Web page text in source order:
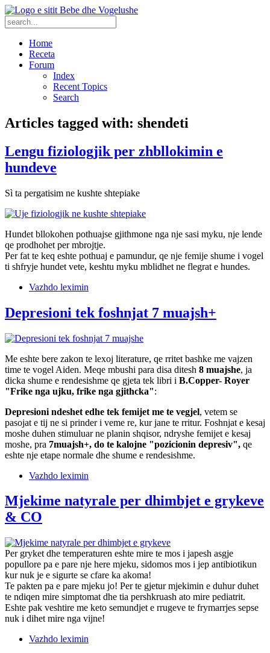
Home
Receta
Forum
Index
Recent Topics
Search
Articles tagged with: shendeti
Lengu fiziologjik per zhbllokimin e
hundeve
Sì ta pergatisim ne kushte shtepiake
Hundet bllokohen pothuajse gjithmone nga nje sasi myku, nje lende
qe prodhohet per mbrojtje.
Per fat te keq eshte pothuaj e pamundur, qe nje femije shume i vogel
ti shfryje hundet vete, keshtu myku mblidhet ne flegrat e hundes.
Vazhdo leximin
Depresioni tek foshnjat 7 muajsh+
Me eshte bere zakon te lexoj literature, qe rritet bashke me vajzen
time te vogel Aiden. Meqe mbushi para disa ditesh 8 muajshe, ja
dicka shume e rendesishme qe gjeta tek libri i B.Copper- Royer
"Frike nga ujku, frike nga gjithcka":
Depresioni ndeshet edhe tek femijet me te vegjel, vetem se
pasojat e tij ne si prinder i veme re, kur jane te rritur. Foshnjat e kesaj
moshe duhen stimuluar ne planin shqisor, ndryshe femijet e kesaj
moshe, pra 7muajsh+, do te kalojne "pozicionin depresiv", qe
eshte nje etape normale dhe shume e rendesishme.
Vazhdo leximin
Mjekime natyrale per dhimbjet e grykeve
& CO
Per gryket dhe temperaturen eshte mire te mos i japesh asgje
popullore pa e pare nje here mjeku, sidomos mos i jep antibiotikun
kur nuk je e sigurte se cfare ka akoma!
Te pakten pa e pare mjeku jo! Per te gjetur mjekimin e duhur duhet
te ndiqen mire simptomat dhe tia pershkruash ato mire pediatrit.
Eshte pak veshtire me keto semundjet e rrugeve te frymarrjes sepse
nuk i dihet mire nga vijne!
Vazhdo leximin